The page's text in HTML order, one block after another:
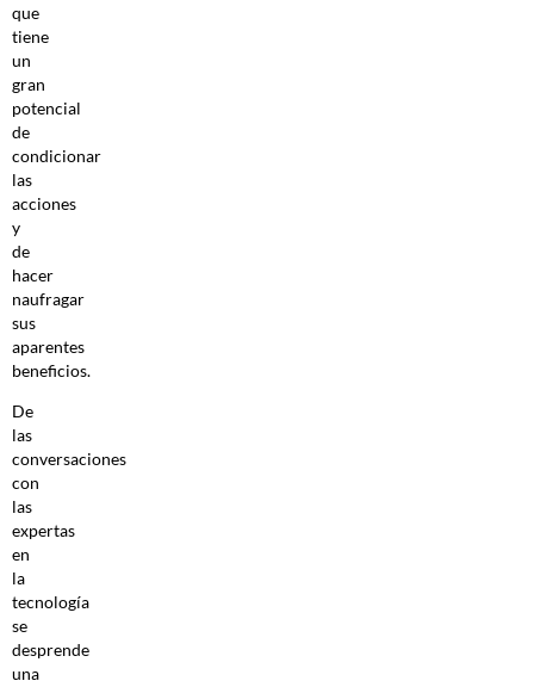
que
tiene
un
gran
potencial
de
condicionar
las
acciones
y
de
hacer
naufragar
sus
aparentes
beneficios.
De
las
conversaciones
con
las
expertas
en
la
tecnología
se
desprende
una